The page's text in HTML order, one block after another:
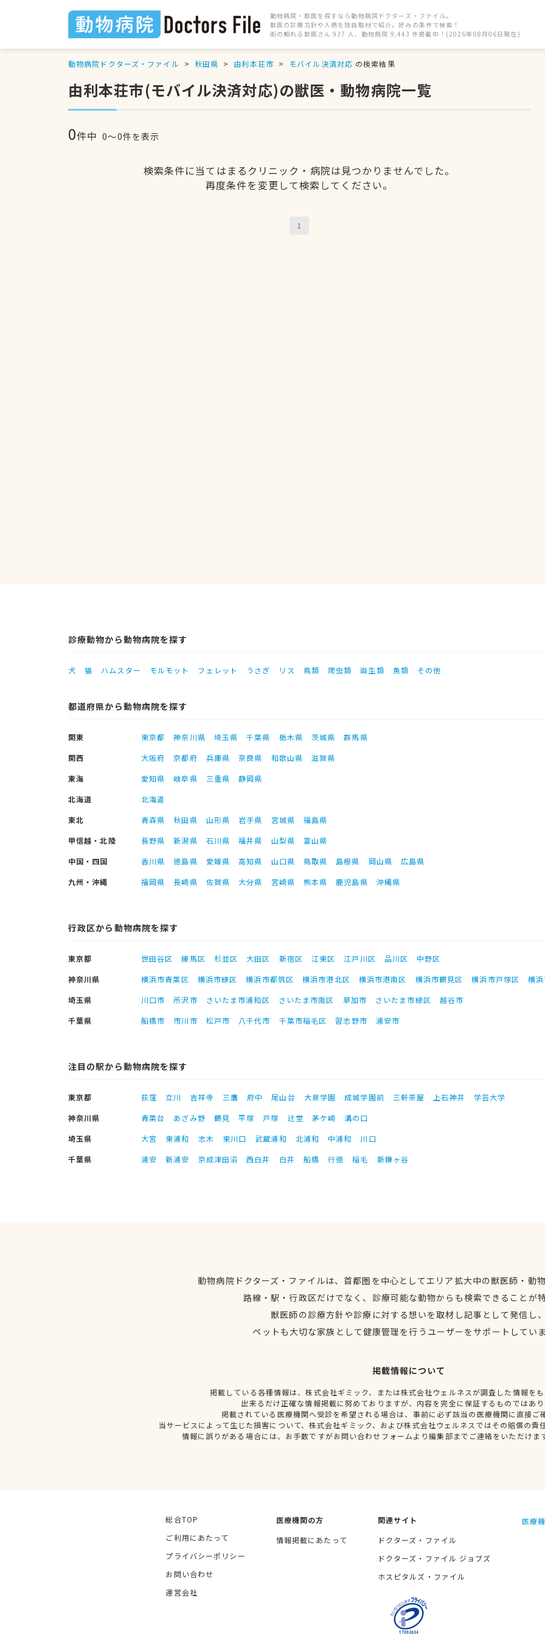
動物病院・獣医を探すなら動物病院ドクターズ・ファイル。
獣医の診療方針や人柄を独自取材で紹介。好みの条件で検索！
街の頼れる獣医さん 937 人、動物病院 9,443 件掲載中！(2026年08月06日現在)
動物病院ドクターズ・ファイル 秋田県 由利本荘市 モバイル決済対応 の検索結果
由利本荘市(モバイル決済対応)の獣医・動物病院一覧
0件中 0〜0件を表示
検索条件に当てはまるクリニック・病院は見つかりませんでした。
再度条件を変更して検索してください。
1
診療動物から動物病院を探す
犬 猫 ハムスター モルモット フェレット うさぎ リス 鳥類 爬虫類 両生類 魚類 その他
都道府県から動物病院を探す
関東 東京都 神奈川県 埼玉県 千葉県 栃木県 茨城県
群馬県
関西
大阪府 京都府 兵庫県 奈良県 和歌山県
滋賀県
東海
愛知県 岐阜県 三重県
静岡県
北海道
北海道
東北
青森県 秋田県 山形県 岩手県 宮城県
福島県
甲信越・北陸
長野県 新潟県 石川県 福井県 山梨県
富山県
中国・四国
香川県 徳島県 愛媛県 高知県 山口県 鳥取県 島根県 岡山県
広島県
九州・沖縄
福岡県 長崎県 佐賀県 大分県 宮崎県 熊本県 鹿児島県 沖縄県
行政区から動物病院を探す
東京都 世田谷区 練馬区 杉並区 大田区 新宿区 江東区 江戸川区 品川区
中野区
神奈川県
横浜市青葉区 横浜市緑区 横浜市都筑区 横浜市港北区 横浜市港南区 横浜市鶴見区 横浜市戸塚区
横
埼玉県
川口市 所沢市 さいたま市浦和区 さいたま市南区 草加市 さいたま市緑区
越谷市
千葉県
船橋市 市川市 松戸市 八千代市 千葉市稲毛区 習志野市 浦安市
注目の駅から動物病院を探す
東京都 荻窪 立川 吉祥寺 三鷹 府中 尾山台 大泉学園 成城学園前 三軒茶屋 上石神井
学芸大学
神奈川県
青葉台 あざみ野 鶴見 平塚 戸塚 辻堂 茅ケ崎
溝の口
埼玉県
大宮 東浦和 志木 東川口 武蔵浦和 北浦和 中浦和
川口
千葉県
浦安 新浦安 京成津田沼 西白井 白井 船橋 行徳 稲毛 新鎌ヶ谷
動物病院ドクターズ・ファイルは、首都圏を中心としてエリア拡大中の獣医師・動
路線・駅・行政区だけでなく、診療可能な動物からも検索できることが
獣医師の診療方針や診療に対する想いを取材し記事として発信し
ペットも大切な家族として健康管理を行うユーザーをサポートしてい
掲載情報について
掲載している各種情報は、株式会社ギミック、または株式会社ウェルネスが調査した情報を
出来るだけ正確な情報掲載に努めておりますが、内容を完全に保証するものではあ
掲載されている医療機関へ受診を希望される場合は、事前に必ず該当の医療機関に直接ご
当サービスによって生じた損害について、株式会社ギミック、および株式会社ウェルネスではその賠償の責
情報に誤りがある場合には、お手数ですがお問い合わせフォームより編集部までご連絡をいただけま
総合TOP
ご利用にあたって
プライバシーポリシー
お問い合わせ
運営会社
医療機関の方
情報掲載にあたって
関連サイト
ドクターズ・ファイル
ドクターズ・ファイル ジョブズ
ホスピタルズ・ファイル
医療